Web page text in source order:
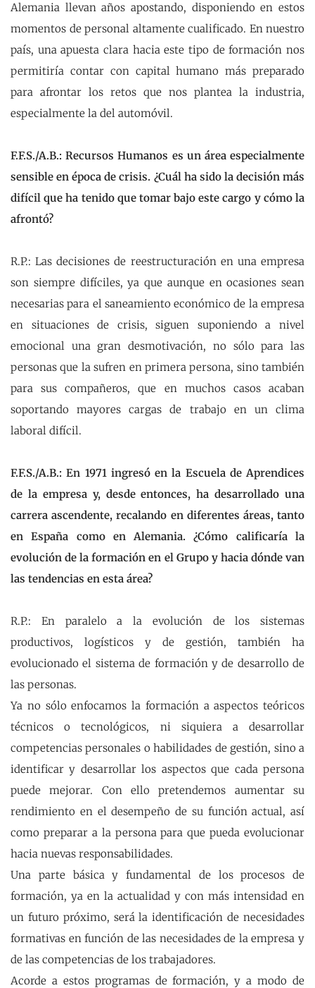
Alemania llevan años apostando, disponiendo en estos
momentos de personal altamente cualificado. En nuestro
país, una apuesta clara hacia este tipo de formación nos
permitiría contar con capital humano más preparado
para afrontar los retos que nos plantea la industria,
especialmente la del automóvil.
F.F.S./A.B.: Recursos Humanos es un área especialmente
sensible en época de crisis. ¿Cuál ha sido la decisión más
difícil que ha tenido que tomar bajo este cargo y cómo la
afrontó?
R.P.: Las decisiones de reestructuración en una empresa
son siempre difíciles, ya que aunque en ocasiones sean
necesarias para el saneamiento económico de la empresa
en situaciones de crisis, siguen suponiendo a nivel
emocional una gran desmotivación, no sólo para las
personas que la sufren en primera persona, sino también
para sus compañeros, que en muchos casos acaban
soportando mayores cargas de trabajo en un clima
laboral difícil.
F.F.S./A.B.: En 1971 ingresó en la Escuela de Aprendices
de la empresa y, desde entonces, ha desarrollado una
carrera ascendente, recalando en diferentes áreas, tanto
en España como en Alemania. ¿Cómo calificaría la
evolución de la formación en el Grupo y hacia dónde van
las tendencias en esta área?
R.P.: En paralelo a la evolución de los sistemas
productivos, logísticos y de gestión, también ha
evolucionado el sistema de formación y de desarrollo de
las personas.
Ya no sólo enfocamos la formación a aspectos teóricos
técnicos o tecnológicos, ni siquiera a desarrollar
competencias personales o habilidades de gestión, sino a
identificar y desarrollar los aspectos que cada persona
puede mejorar. Con ello pretendemos aumentar su
rendimiento en el desempeño de su función actual, así
como preparar a la persona para que pueda evolucionar
hacia nuevas responsabilidades.
Una parte básica y fundamental de los procesos de
formación, ya en la actualidad y con más intensidad en
un futuro próximo, será la identificación de necesidades
formativas en función de las necesidades de la empresa y
de las competencias de los trabajadores.
Acorde a estos programas de formación, y a modo de